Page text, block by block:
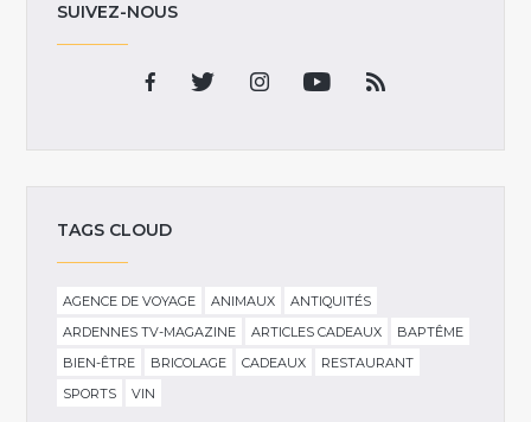
SUIVEZ-NOUS
TAGS CLOUD
AGENCE DE VOYAGE ANIMAUX
ANTIQUITÉS
ARDENNES TV-MAGAZINE
ARTICLES CADEAUX
BAPTÊME
BIEN-ÊTRE
BRICOLAGE CADEAUX
RESTAURANT
SPORTS
VIN